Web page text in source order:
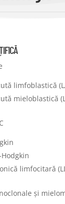
limfoblastică
mieloblastică
limfocitară
și